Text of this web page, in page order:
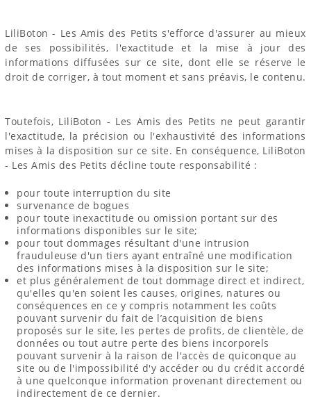
LiliBoton - Les Amis des Petits s'efforce d'assurer au mieux
de ses possibilités, l'exactitude et la mise à jour des
informations diffusées sur ce site, dont elle se réserve le
droit de corriger, à tout moment et sans préavis, le contenu.
Toutefois, LiliBoton - Les Amis des Petits ne peut garantir
l'exactitude, la précision ou l'exhaustivité des informations
mises à la disposition sur ce site. En conséquence, LiliBoton
- Les Amis des Petits décline toute responsabilité :
pour toute interruption du site
survenance de bogues
pour toute inexactitude ou omission portant sur des
informations disponibles sur le site;
pour tout dommages résultant d'une intrusion
frauduleuse d'un tiers ayant entraîné une modification
des informations mises à la disposition sur le site;
et plus généralement de tout dommage direct et indirect,
qu'elles qu'en soient les causes, origines, natures ou
conséquences en ce y compris notamment les coûts
pouvant survenir du fait de l’acquisition de biens
proposés sur le site, les pertes de profits, de clientèle, de
données ou tout autre perte des biens incorporels
pouvant survenir à la raison de l'accès de quiconque au
site ou de l'impossibilité d'y accéder ou du crédit accordé
à une quelconque information provenant directement ou
indirectement de ce dernier.